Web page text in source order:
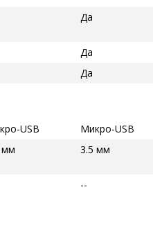
Да
Да
Да
USB
Микро-USB
мм 3.5 мм
--